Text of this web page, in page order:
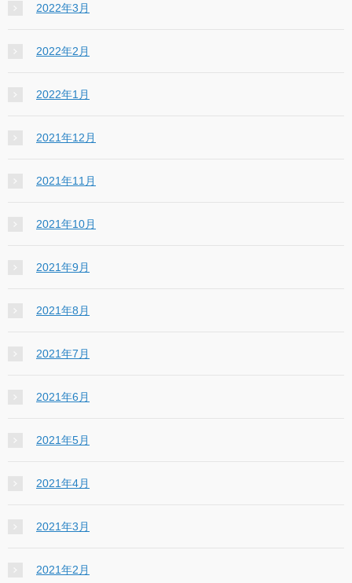
2022年3月
2022年2月
2022年1月
2021年12月
2021年11月
2021年10月
2021年9月
2021年8月
2021年7月
2021年6月
2021年5月
2021年4月
2021年3月
2021年2月